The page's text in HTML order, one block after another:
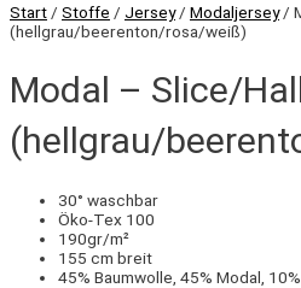
Start / Stoffe / Jersey/ Modaljersey/
(hellgrau/beerenton/rosa/weiß)
Modal – Slice/
(hellgrau/
30° waschbar
Öko-Tex 100
190gr/m²
155 cm breit
45% Baumwolle, 45% Modal,